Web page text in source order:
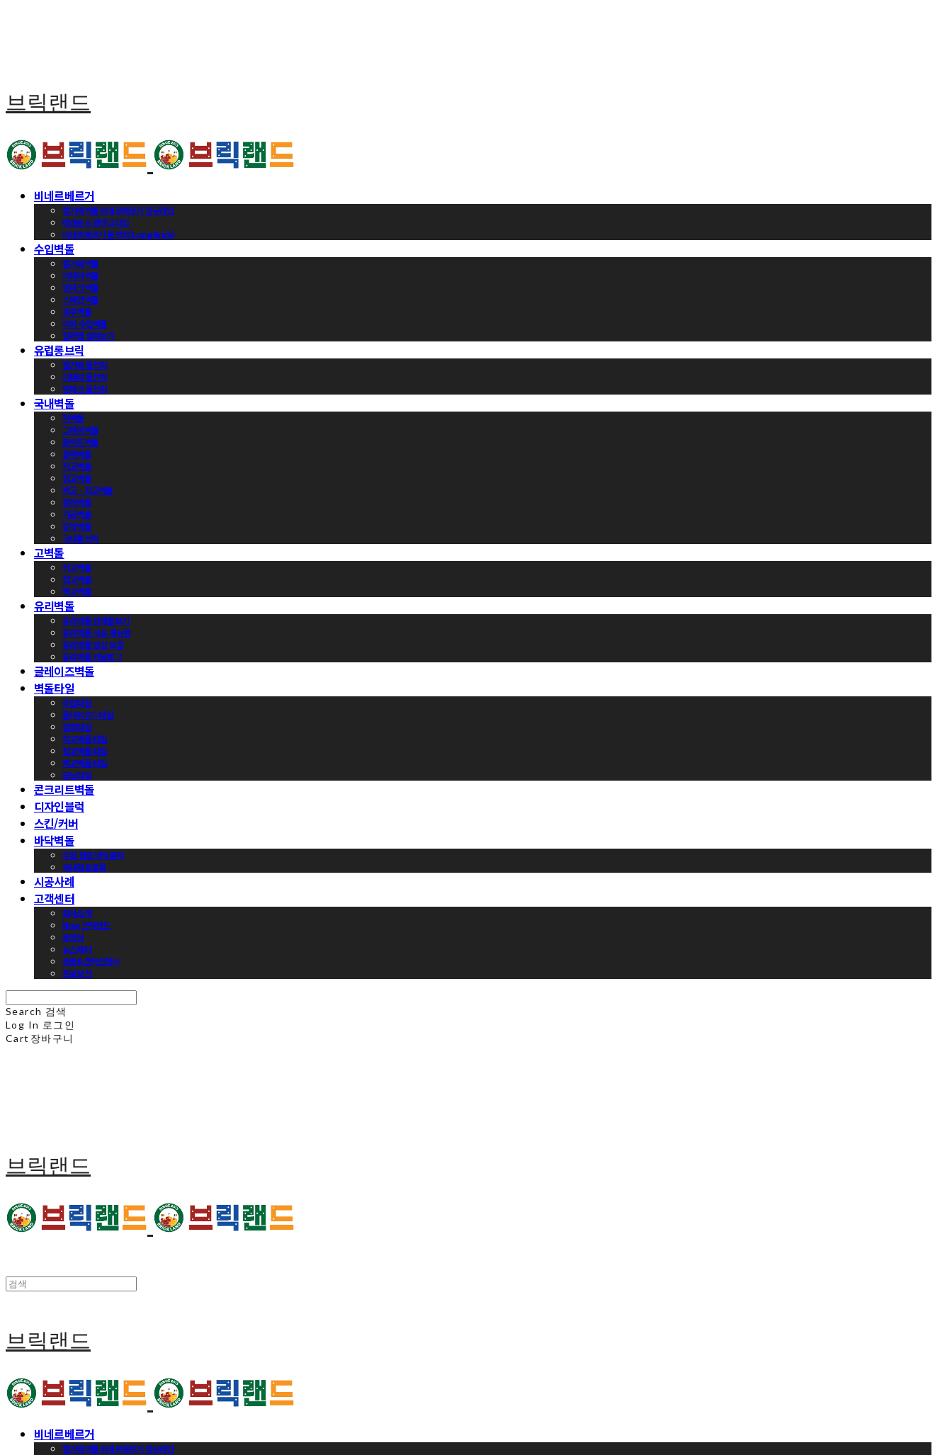
브릭랜드
비네르베르거
벨기에벽돌 비네르베르거 정규라인
에겐순드 덴마크라인
비네르베르거 롱브릭(Long Brick)
수입벽돌
벨기에벽돌
이태리벽돌
덴마크벽돌
스페인벽돌
호주벽돌
이외 수입벽돌
컬러별 살펴보기
유럽롱브릭
벨기에 롱브릭
이태리 롱브릭
덴마크 롱브릭
국내벽돌
적벽돌
그레이벽돌
화이트벽돌
블랙벽돌
적고벽돌
청고벽돌
백고ㆍ회고벽돌
컬러벽돌
가공벽돌
유약벽돌
국내롱브릭
고벽돌
적고벽돌
청고벽돌
백고벽돌
유리벽돌
유리벽돌 전제품보기
유리벽돌 시공 매뉴얼
유리벽돌 영상 모음
유리벽돌 카달로그
글레이즈벽돌
벽돌타일
수입타일
롱(와이드) 타일
점토타일
적고벽돌 타일
청고벽돌 타일
백고벽돌 타일
모노타일
콘크리트벽돌
디자인블럭
스킨/커버
바닥벽돌
수입 점토 바닥블럭
국내점토블록
시공사례
고객센터
회사소개
Now 브릭랜드
동영상
뉴스레터
샘플&견적신청서
프로모션
Search 검색
Log In 로그인
Cart 장바구니
브릭랜드
브릭랜드
비네르베르거
벨기에벽돌 비네르베르거 정규라인